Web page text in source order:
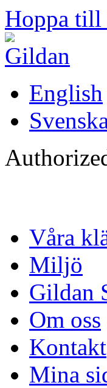
Hoppa till
English
Våra
Miljö
Gildan
Om oss
Kontakt
Mina